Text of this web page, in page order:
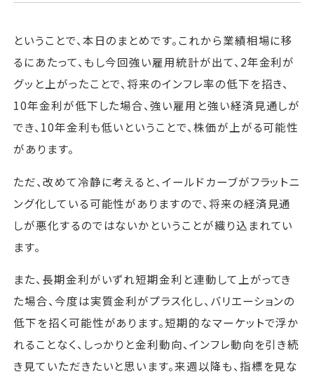
ということで、本日のまとめです。これから業績相場に移
るにあたって、もし今回強い雇用統計が出て、2年金利が
グッと上がったことで、将来のインフレ率の低下を招き、
10年金利が低下した場合、強い雇用と強い経済見通しが
でき、10年金利も低いということで、株価が上がる可能性
があります。
ただ、改めて冷静に考えると、イールドカーブがフラットニ
ング化している可能性がありますので、将来の経済見通
しが悪化するのではないかということが織り込まれてい
ます。
また、長期金利がいずれ短期金利と連動して上がってき
た場合、今度は実質金利がプラス化し、バリエーションの
低下を招く可能性があります。短期的なマーケットで浮か
れることなく、しっかりと金利動向、インフレ動向を引き続
き見ていただきたいと思います。来週以降も、指標を見な